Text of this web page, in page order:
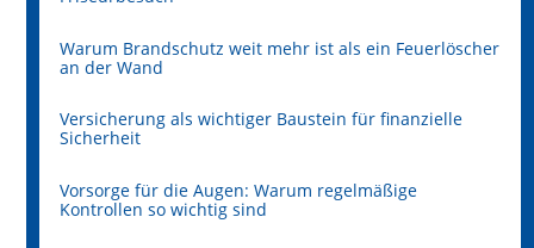
Warum Brandschutz weit mehr ist als ein Feuerlöscher
an der Wand
Versicherung als wichtiger Baustein für finanzielle
Sicherheit
Vorsorge für die Augen: Warum regelmäßige
Kontrollen so wichtig sind